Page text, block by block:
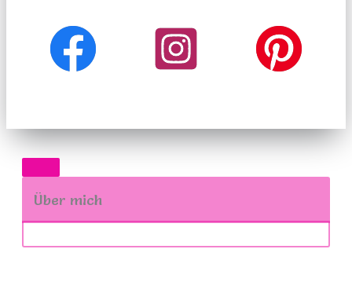
Über mich